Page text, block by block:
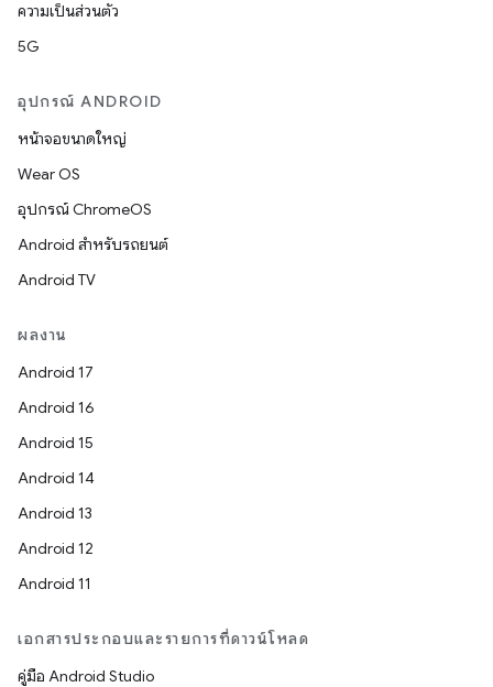
ความเป็นส่วนตัว
5G
อุปกรณ์ ANDROID
หน้าจอขนาดใหญ่
Wear OS
อุปกรณ์ ChromeOS
Android สำหรับรถยนต์
Android TV
ผลงาน
Android 17
Android 16
Android 15
Android 14
Android 13
Android 12
Android 11
เอกสารประกอบและรายการที่ดาวน์โหลด
คู่มือ Android Studio